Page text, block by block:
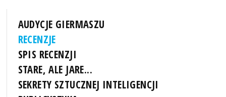
AUDYCJE GIERMASZU
RECENZJE
SPIS RECENZJI
STARE, ALE JARE...
SEKRETY SZTUCZNEJ INTELIGENCJI